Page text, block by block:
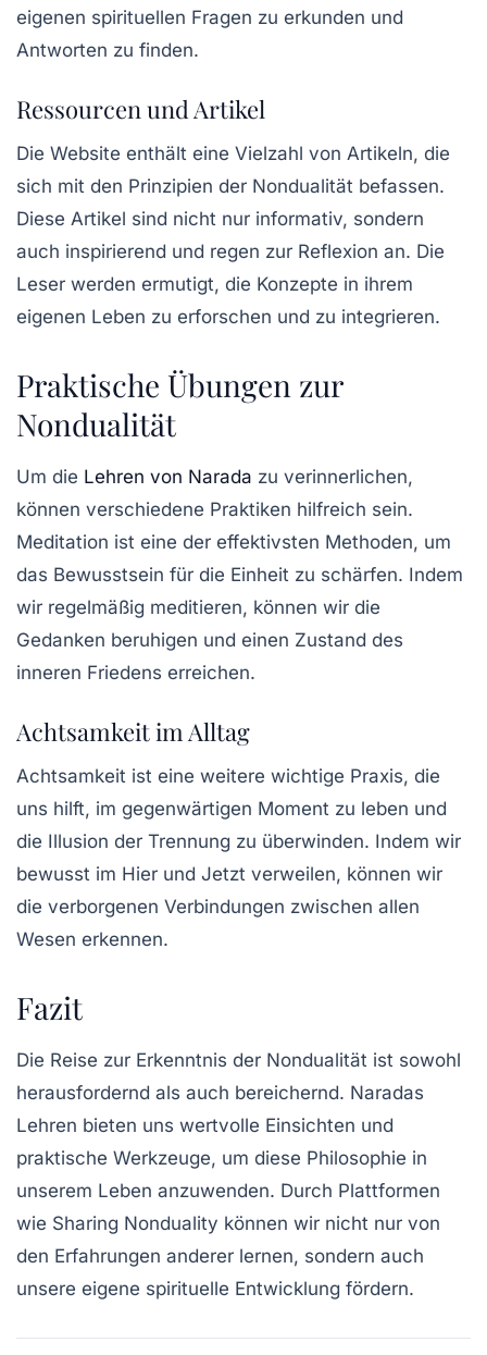
eigenen spirituellen Fragen zu erkunden und
Antworten zu finden.
Ressourcen und Artikel
Die Website enthält eine Vielzahl von Artikeln, die
sich mit den Prinzipien der Nondualität befassen.
Diese Artikel sind nicht nur informativ, sondern
auch inspirierend und regen zur Reflexion an. Die
Leser werden ermutigt, die Konzepte in ihrem
eigenen Leben zu erforschen und zu integrieren.
Praktische Übungen zur
Nondualität
Um die Lehren von Narada zu verinnerlichen,
können verschiedene Praktiken hilfreich sein.
Meditation ist eine der effektivsten Methoden, um
das Bewusstsein für die Einheit zu schärfen. Indem
wir regelmäßig meditieren, können wir die
Gedanken beruhigen und einen Zustand des
inneren Friedens erreichen.
Achtsamkeit im Alltag
Achtsamkeit ist eine weitere wichtige Praxis, die
uns hilft, im gegenwärtigen Moment zu leben und
die Illusion der Trennung zu überwinden. Indem wir
bewusst im Hier und Jetzt verweilen, können wir
die verborgenen Verbindungen zwischen allen
Wesen erkennen.
Fazit
Die Reise zur Erkenntnis der Nondualität ist sowohl
herausfordernd als auch bereichernd. Naradas
Lehren bieten uns wertvolle Einsichten und
praktische Werkzeuge, um diese Philosophie in
unserem Leben anzuwenden. Durch Plattformen
wie Sharing Nonduality können wir nicht nur von
den Erfahrungen anderer lernen, sondern auch
unsere eigene spirituelle Entwicklung fördern.